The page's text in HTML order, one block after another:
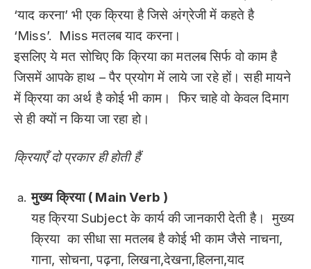
‘याद करना’ भी एक क्रिया है जिसे अंग्रेजी में कहते है
‘Miss’. Miss मतलब याद करना।
इसलिए ये मत सोचिए कि क्रिया का मतलब सिर्फ वो काम है
जिसमें आपके हाथ – पैर प्रयोग में लाये जा रहे हों। सही मायने
में क्रिया का अर्थ है कोई भी काम। फिर चाहे वो केवल दिमाग
से ही क्यों न किया जा रहा हो।
क्रियाएँ दो प्रकार ही होती हैं
मुख्य क्रिया ( Main Verb )
यह क्रिया Subject के कार्य की जानकारी देती है। मुख्य
क्रिया का सीधा सा मतलब है कोई भी काम जैसे नाचना,
गाना, सोचना, पढ़ना, लिखना,देखना,हिलना,याद